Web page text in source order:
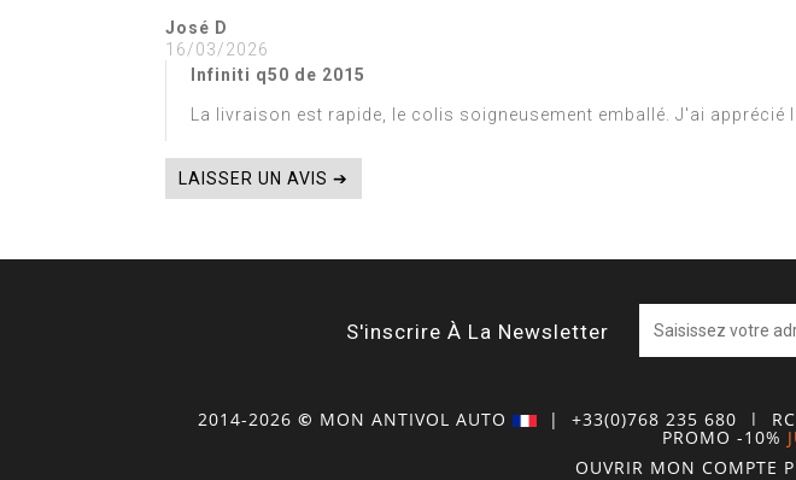
José D
16/03/2026
Infiniti q50 de 2015
La livraison est rapide, le colis soigneusement emballé. J'ai apprécié
LAISSER UN AVIS ➔
S'inscrire À La Newsletter
2014-2026 © MON ANTIVOL AUTO | +33(0)768 235 680 |
PROMO -10%
OUVRIR MON COMPTE